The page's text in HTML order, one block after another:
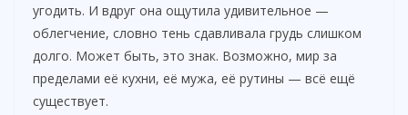
угодить. И вдруг она ощутила удивительное —
облегчение, словно тень сдавливала грудь слишком
долго. Может быть, это знак. Возможно, мир за
пределами её кухни, её мужа, её рутины — всё ещё
существует.